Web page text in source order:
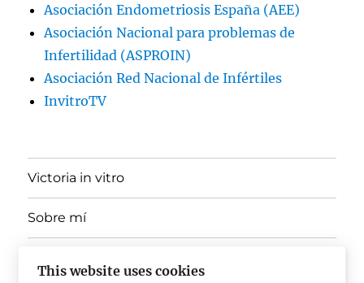
Asociación Endometriosis España (AEE)
Asociación Nacional para problemas de
Infertilidad (ASPROIN)
Asociación Red Nacional de Infértiles
InvitroTV
Victoria in vitro
Sobre mí
This website uses cookies